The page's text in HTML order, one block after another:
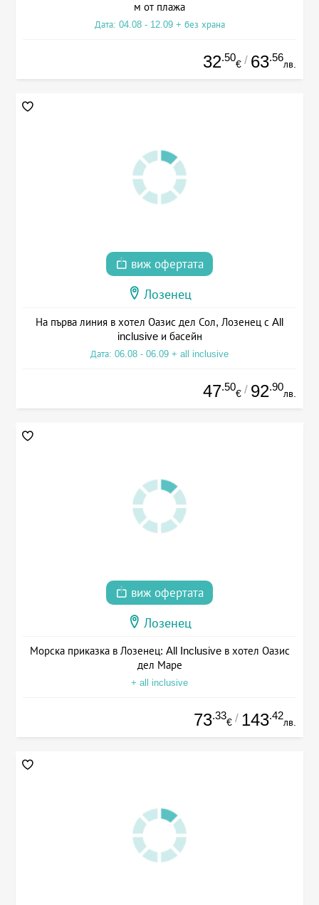
м от плажа
Дата: 04.08 - 12.09 + без храна
32.50
€ / 63.56
лв.
виж офертата
Лозенец
На първа линия в хотел Оазис дел Сол, Лозенец с All
inclusive и басейн
Дата: 06.08 - 06.09 + all inclusive
47.50
€ / 92.90
лв.
виж офертата
Лозенец
Морска приказка в Лозенец: All Inclusive в хотел Оазис
дел Маре
+ all inclusive
73.33
€ / 143.42
лв.